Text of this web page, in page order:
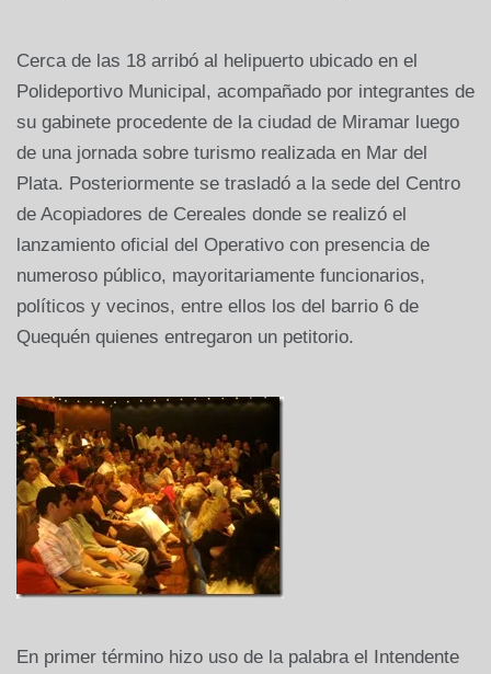
Cerca de las 18 arribó al helipuerto ubicado en el
Polideportivo Municipal, acompañado por integrantes de
su gabinete procedente de la ciudad de Miramar luego
de una jornada sobre turismo realizada en Mar del
Plata. Posteriormente se trasladó a la sede del Centro
de Acopiadores de Cereales donde se realizó el
lanzamiento oficial del Operativo con presencia de
numeroso público, mayoritariamente funcionarios,
políticos y vecinos, entre ellos los del barrio 6 de
Quequén quienes entregaron un petitorio.
En primer término hizo uso de la palabra el Intendente